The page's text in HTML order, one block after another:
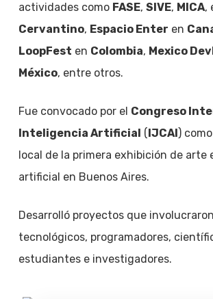
actividades como FASE, SIVE, MICA,
Cervantino, Espacio Enter en
LoopFest en Colombia, Mexico
México, entre otros.
Fue convocado por el Congreso
Inteligencia Artificial (IJCAI)
local de la primera exhibición de arte
artificial en Buenos Aires.
Desarrolló proyectos que
tecnológicos, programadores,
estudiantes e investigadores.